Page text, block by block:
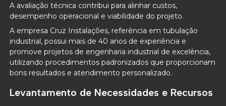
A avaliação técnica contribui para alinhar custos,
desempenho operacional e viabilidade do projeto.
A empresa Cruz Instalações, referência em tubulação
industrial, possui mais de 40 anos de experiência e
promove projetos de engenharia industrial de excelência,
utilizando procedimentos padronizados que proporcionam
bons resultados e atendimento personalizado.
Levantamento de Necessidades e Recursos